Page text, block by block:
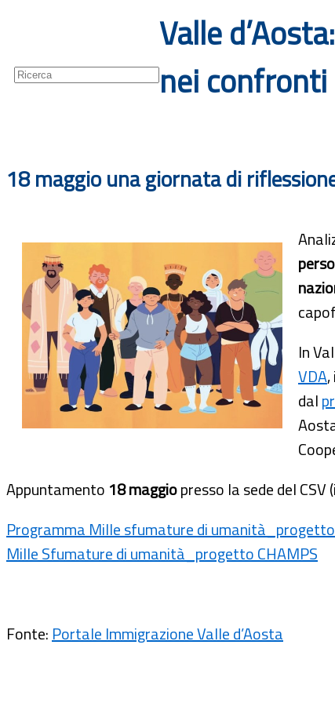
Valle
nei
18 maggio una giornata di
In
VDA
dal
Appuntamento 18 maggiopresso la sede del
Programma Mille sfumature di
Mille Sfumature di umanità_progetto CHAMPS
Fonte: Portale Immigrazione Valle d’Aosta